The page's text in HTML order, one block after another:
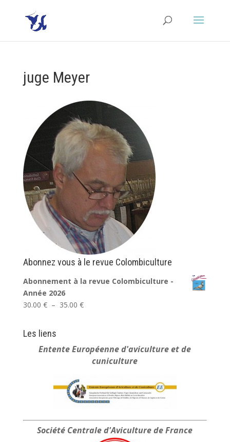
juge Meyer
Abonnez vous à le revue Colombiculture
Abonnement à la revue Colombiculture -
Année 2026
30.00 € – 35.00 €Plage
à
35.00 €
Les liens
Entente Européenned'aviculture et de
cuniculture
Société Centraled'Aviculture de France